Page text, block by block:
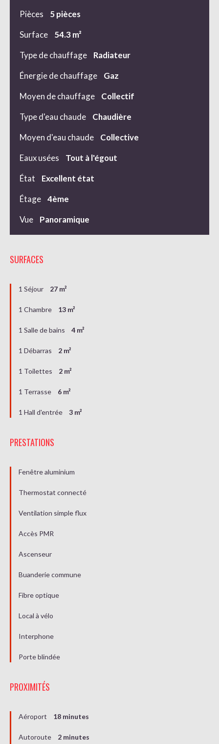
Pièces
5 pièces
Surface
54.3 m²
Type de chauffage
Radiateur
Énergie de chauffage
Gaz
Moyen de chauffage
Collectif
Type d'eau chaude
Chaudière
Moyen d'eau chaude
Collective
Eaux usées
Tout à l'égout
État
Excellent état
Étage
4ème
Vue
Panoramique
SURFACES
1 Séjour 27 m²
1 Chambre 13 m²
1 Salle de bains 4 m²
1 Débarras 2 m²
1 Toilettes 2 m²
1 Terrasse 6 m²
1 Hall d'entrée 3 m²
PRESTATIONS
Fenêtre aluminium
Thermostat connecté
Ventilation simple flux
Accès PMR
Ascenseur
Buanderie commune
Fibre optique
Local à vélo
Interphone
Porte blindée
PROXIMITÉS
Aéroport 18 minutes
Autoroute 2 minutes